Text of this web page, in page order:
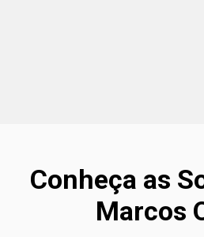
Conheça as
Marcos